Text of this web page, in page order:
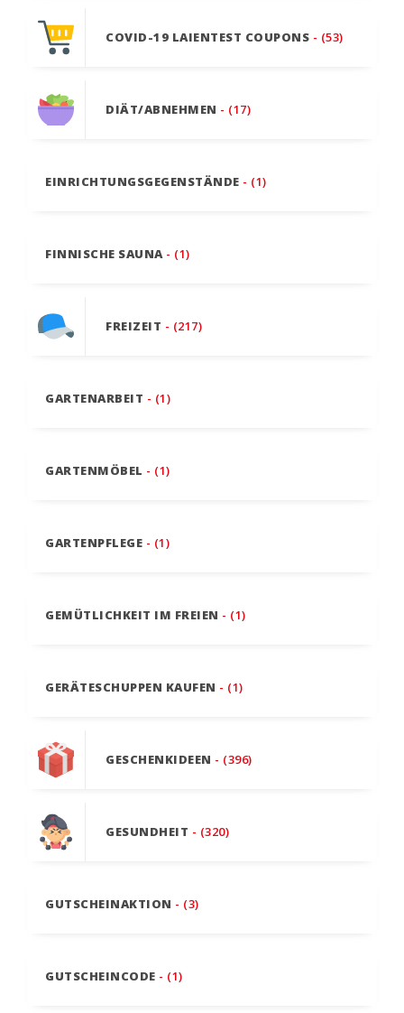
COVID-19 LAIENTEST COUPONS - (53)
DIÄT/ABNEHMEN - (17)
EINRICHTUNGSGEGENSTÄNDE - (1)
FINNISCHE SAUNA - (1)
FREIZEIT - (217)
GARTENARBEIT - (1)
GARTENMÖBEL - (1)
GARTENPFLEGE - (1)
GEMÜTLICHKEIT IM FREIEN - (1)
GERÄTESCHUPPEN KAUFEN - (1)
GESCHENKIDEEN - (396)
GESUNDHEIT - (320)
GUTSCHEINAKTION - (3)
GUTSCHEINCODE - (1)